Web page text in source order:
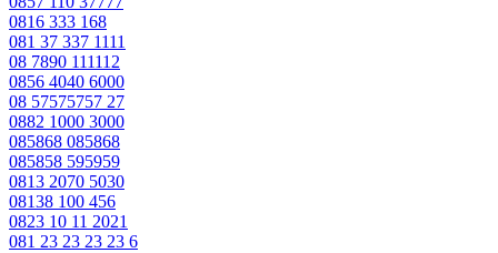
0816 333 168
081 37 337 1111
08 7890 111112
0856 4040 6000
08 57575757 27
0882 1000 3000
085868 085868
085858 595959
0813 2070 5030
08138 100 456
0823 10 11 2021
081 23 23 23 23 6